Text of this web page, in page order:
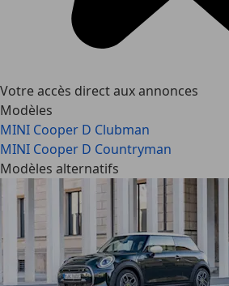
Votre accès direct aux annonces
Modèles
MINI Cooper D Clubman
MINI Cooper D Countryman
Modèles alternatifs